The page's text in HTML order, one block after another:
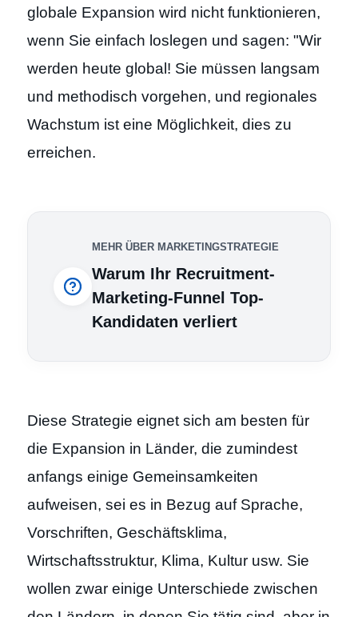
globale Expansion wird nicht funktionieren,
wenn Sie einfach loslegen und sagen: "Wir
werden heute global! Sie müssen langsam
und methodisch vorgehen, und regionales
Wachstum ist eine Möglichkeit, dies zu
erreichen.
MEHR ÜBER MARKETINGSTRATEGIE
Warum Ihr Recruitment-
Marketing-Funnel Top-
Kandidaten verliert
Diese Strategie eignet sich am besten für
die Expansion in Länder, die zumindest
anfangs einige Gemeinsamkeiten
aufweisen, sei es in Bezug auf Sprache,
Vorschriften, Geschäftsklima,
Wirtschaftsstruktur, Klima, Kultur usw. Sie
wollen zwar einige Unterschiede zwischen